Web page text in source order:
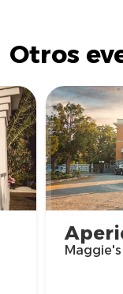
Otros